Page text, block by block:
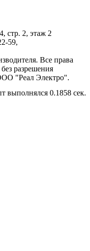
стр. 2, этаж 2
59,
Все права
разрешения
"Реал Электро".
выполнялся 0.1858 сек.